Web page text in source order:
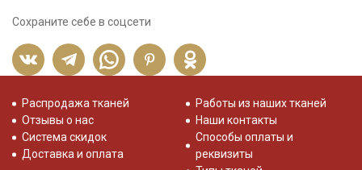
Сохраните себе в соцсети
Распродажа тканей
Отзывы о нас
Система скидок
Доставка и оплата
Работы из наших тканей
Наши контакты
Способы оплаты и
реквизиты